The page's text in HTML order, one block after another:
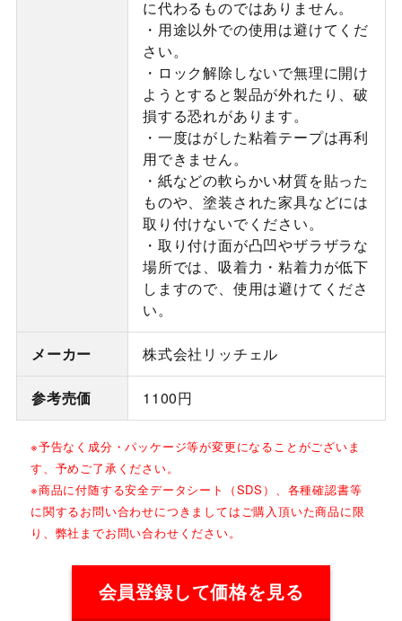
に代わるものではありません。
・用途以外での使用は避けてくだ
さい。
・ロック解除しないで無理に開け
ようとすると製品が外れたり、破
損する恐れがあります。
・一度はがした粘着テープは再利
用できません。
・紙などの軟らかい材質を貼った
ものや、塗装された家具などには
取り付けないでください。
・取り付け面が凸凹やザラザラな
場所では、吸着力・粘着力が低下
しますので、使用は避けてくださ
い。
メーカー 株式会社リッチェル
参考売価 1100円
※予告なく成分・パッケージ等が変更になることがございま
す、予めご了承ください。
※商品に付随する安全データシート（SDS）、各種確認書等
に関するお問い合わせにつきましてはご購入頂いた商品に限
り、弊社までお問い合わせください。
会員登録して価格を見る